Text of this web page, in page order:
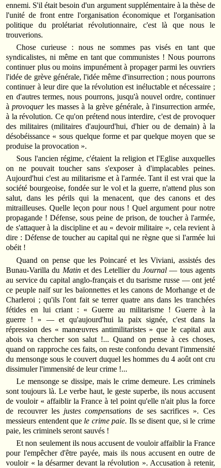
ennemi. S'il était besoin d'un argument supplémentaire à la thèse de
l'unité de front entre l'organisation économique et l'organisation
politique du prolétariat révolutionnaire, c'est là que nous le
trouverions.
Chose curieuse : nous ne sommes pas visés en tant que
syndicalistes, ni même en tant que communistes ! Nous pourrons
continuer plus ou moins impunément à propager parmi les ouvriers
l'idée de grève générale, l'idée même d'insurrection ; nous pourrons
continuer à leur dire que la révolution est inéluctable et nécessaire ;
en d'autres termes, nous pourrons, jusqu'à nouvel ordre, continuer
àprovoquerles masses à la grève générale, à l'insurrection armée,
à la révolution. Ce qu'on prétend nous interdire, c'est de provoquer
des militaires (militaires d'aujourd'hui, d'hier ou de demain) à la
désobéissance « sous quelque forme et par quelque moyen que se
produise la provocation ».
Sous l'ancien régime, c'étaient la religion et l'Eglise auxquelles
on ne pouvait toucher sans s'exposer à d'implacables peines.
Aujourd'hui c'est au militarisme et à l'armée. Tant il est vrai que la
société bourgeoise, fondée sur le vol et la guerre, n'attend plus son
salut, dans les périls qui la menacent, que des canons et des
mitrailleuses. Quelle leçon pour nous ! Quel argument pour notre
propagande ! Défense, sous peine de prison, de toucher à l'armée,
de s'attaquer à la discipline et au « devoir militaire », cela revient à
dire : Défense de toucher au capital qui ne règne que si l'armée lui
obéit !
Quand on pense que les Poincaré et les Viviani, assistés des
Bunau-Varilla du Matinet des Letellier duJournal — tous agents
au service du capital anglo-français et du tsarisme russe — ont jeté
ce peuple naïf sur les baïonnettes et les canons de Morhange et de
Charleroi ; qu'ils l'ont fait se terrer quatre ans dans les tranchées
fétides en lui criant : « Guerre au militarisme ! Guerre à la
guerre ! » — et qu'aujourd'hui la paix signée, c'est dans la
répression des « manœuvres antimilitaristes » que le capital aux
abois va chercher son salut !... Quand on pense à ces choses,
quand on rapproche ces faits, on reste confondu devant l'immensité
du mensonge sous le couvert duquel les hommes du 4 août ont cru
dissimuler l'immensité de leur crime !...
Le mensonge se dissipe, mais le crime demeure. Les criminels
sont toujours là. Le verbe haut, le geste superbe, ils nous accusent
de vouloir « affaiblir la France à tel point qu'elle n'ait plus la force
de recouvrer les justes compensations de ses sacrifices ». Ces
messieurs entendent que le crime paie. Ils se disent que, si le crime
paie, les criminels seront sauvés !
Et non seulement ils nous accusent de vouloir affaiblir la France
pour l'empêcher d'être payée, mais ils nous accusent en outre de
vouloir « la désarmer devant la révolution ». Accusation à retenir,